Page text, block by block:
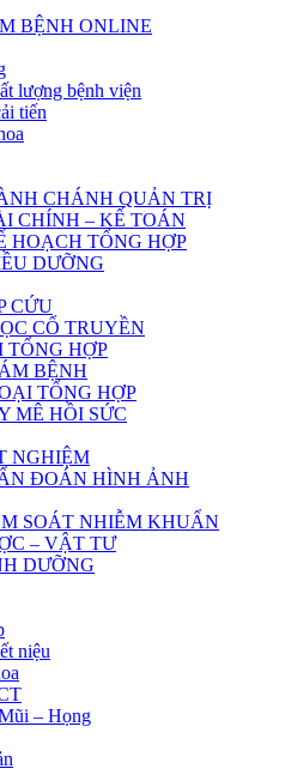
BỆNH ONLINE
lượng bệnh viện
tiến
CHÁNH QUẢN TRỊ
CHÍNH – KẾ TOÁN
HOẠCH TỔNG HỢP
DƯỠNG
CỨU
CỔ TRUYỀN
TỔNG HỢP
BỆNH
TỔNG HỢP
MÊ HỒI SỨC
NGHIỆM
ĐOÁN HÌNH ẢNH
SOÁT NHIỄM KHUẨN
– VẬT TƯ
DƯỠNG
niệu
– Họng